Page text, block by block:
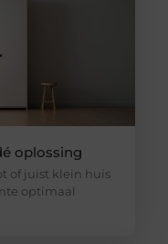
oplossing
of juist klein huis
optimaal